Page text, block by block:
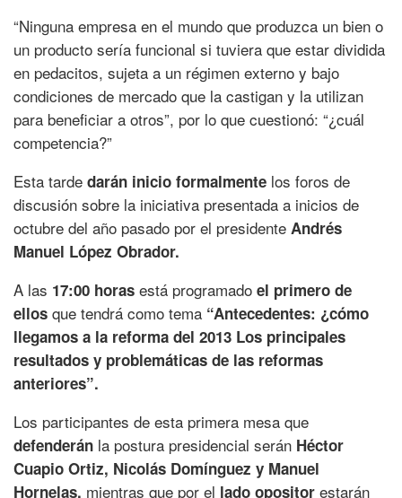
“Ninguna empresa en el mundo que produzca un bien o
un producto sería funcional si tuviera que estar dividida
en pedacitos, sujeta a un régimen externo y bajo
condiciones de mercado que la castigan y la utilizan
para beneficiar a otros”, por lo que cuestionó: “¿cuál
competencia?”
Esta tarde darán inicio formalmente los foros de
discusión sobre la iniciativa presentada a inicios de
octubre del año pasado por el presidente Andrés
Manuel López Obrador.
A las 17:00 horas está programado el primero de
ellos que tendrá como tema “Antecedentes: ¿cómo
llegamos a la reforma del 2013 Los principales
resultados y problemáticas de las reformas
anteriores”.
Los participantes de esta primera mesa que
defenderán la postura presidencial serán Héctor
Cuapio Ortiz, Nicolás Domínguez y Manuel
Hornelas, mientras que por el lado opositor estarán